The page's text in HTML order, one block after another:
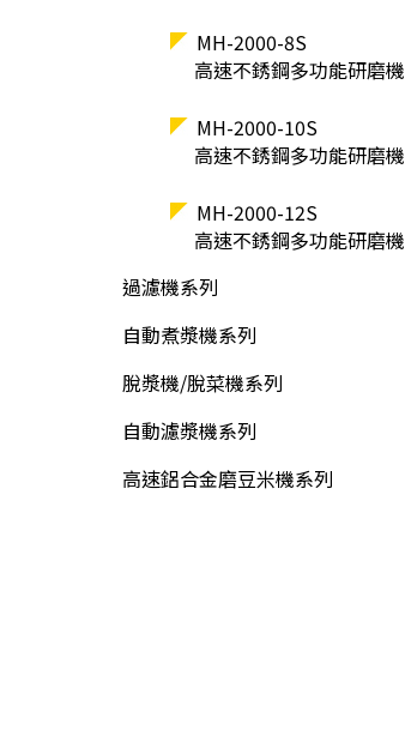
MH-2000-8S
高速不銹鋼多功能研磨機
MH-2000-10S
高速不銹鋼多功能研磨機
MH-2000-12S
高速不銹鋼多功能研磨機
過濾機系列
自動煮漿機系列
脫漿機/脫菜機系列
自動濾漿機系列
高速鋁合金磨豆米機系列